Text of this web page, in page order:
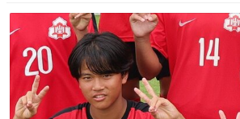
に進んで上陸した台風は過去にも3例
茨城県か福島県に上陸すれば初のケー
ト
数
数